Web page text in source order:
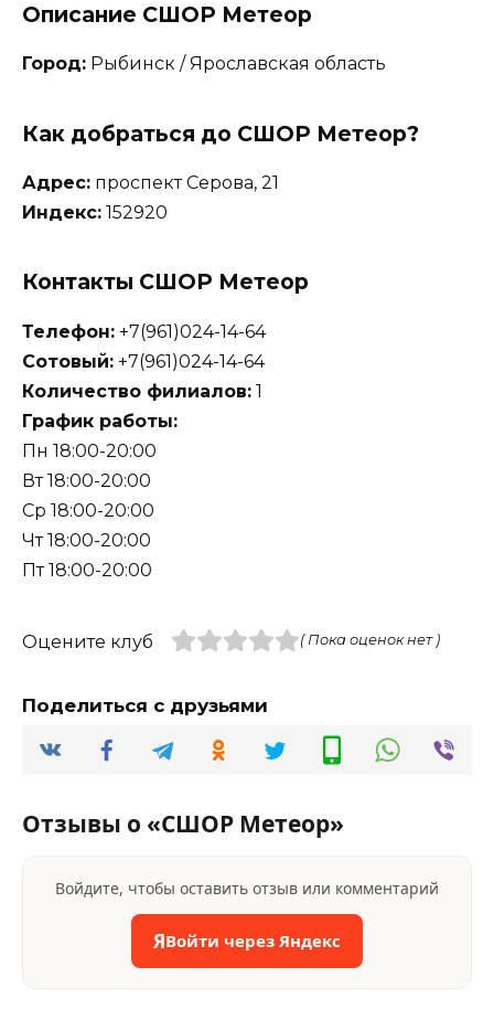
Описание СШОР Метеор
Город: Рыбинск / Ярославская область
Как добраться до СШОР Метеор?
Адрес: проспект Серова, 21
Индекс: 152920
Контакты СШОР Метеор
Телефон: +7(961)024-14-64
Сотовый: +7(961)024-14-64
Количество филиалов: 1
График работы:
Пн 18:00-20:00
Вт 18:00-20:00
Ср 18:00-20:00
Чт 18:00-20:00
Пт 18:00-20:00
Оцените клуб ( Пока оценок нет )
Поделиться с друзьями
Отзывы о «СШОР Метеор»
Войдите, чтобы оставить отзыв или комментарий
ЯВойти через Яндекс